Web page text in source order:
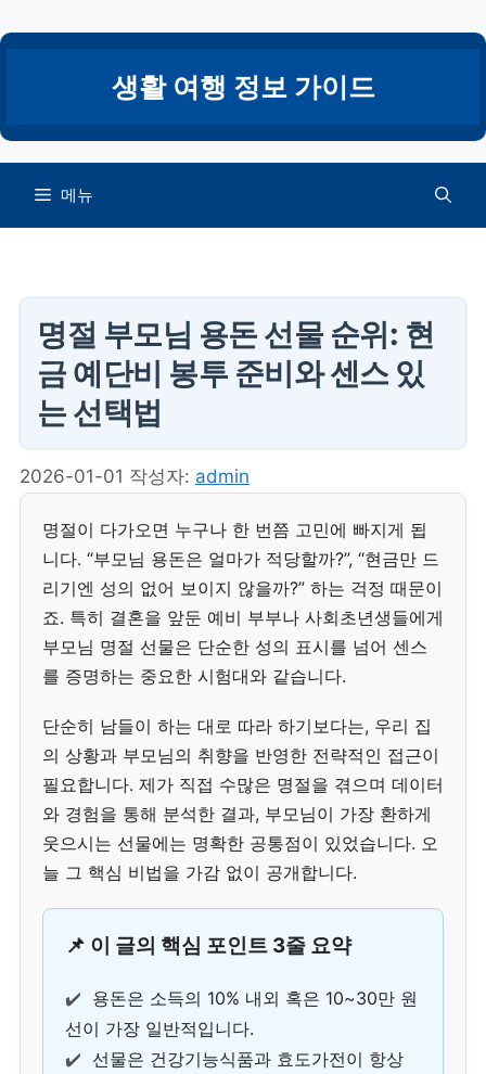
텐
건
너
생활 여행 정보 가이드
메뉴
명절 부모님 용돈 선물 순위: 현
금 예단비 봉투 준비와 센스 있
는 선택법
2026-01-01 작성자: admin
명절이 다가오면 누구나 한 번쯤 고민에 빠지게 됩
니다. “부모님 용돈은 얼마가 적당할까?”, “현금만 드
리기엔 성의 없어 보이지 않을까?” 하는 걱정 때문이
죠. 특히 결혼을 앞둔 예비 부부나 사회초년생들에게
부모님 명절 선물은 단순한 성의 표시를 넘어 센스
를 증명하는 중요한 시험대와 같습니다.
단순히 남들이 하는 대로 따라 하기보다는, 우리 집
의 상황과 부모님의 취향을 반영한 전략적인 접근이
필요합니다. 제가 직접 수많은 명절을 겪으며 데이터
와 경험을 통해 분석한 결과, 부모님이 가장 환하게
웃으시는 선물에는 명확한 공통점이 있었습니다. 오
늘 그 핵심 비법을 가감 없이 공개합니다.
📌 이 글의 핵심 포인트 3줄 요약
✔️ 용돈은 소득의 10% 내외 혹은 10~30만 원
선이 가장 일반적입니다.
✔️ 선물은 건강기능식품과 효도가전이 항상